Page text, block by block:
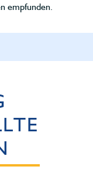
empfunden.